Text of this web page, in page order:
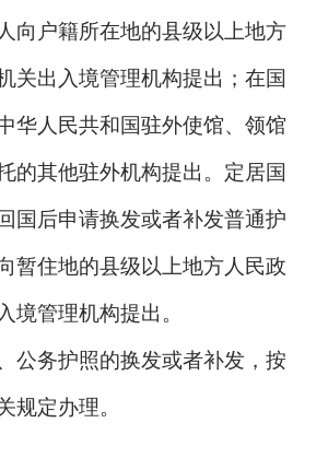
向户籍所在地的县级以上地方
关出入境管理机构提出；在国
华人民共和国驻外使馆、领馆
的其他驻外机构提出。定居国
国后申请换发或者补发普通护
暂住地的县级以上地方人民政
境管理机构提出。
务护照的换发或者补发，按
规定办理。